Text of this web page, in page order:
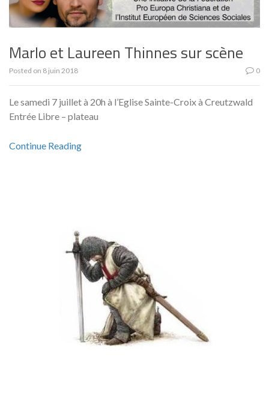
Marlo et Laureen Thinnes sur scène
Posted on 8 juin 2018 0
Le samedi 7 juillet à 20h à l’Eglise Sainte-Croix à Creutzwald
Entrée Libre – plateau
Continue Reading